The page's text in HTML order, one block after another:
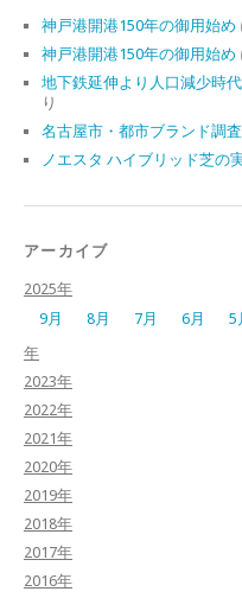
神戸港開港150年の御用始め
神戸港開港150年の御用始め
地下鉄延伸より人口減少時
り
名古屋市・都市ブランド調査
ノエスタ ハイブリッド芝の
アーカイブ
2025年
9月
8月 7月 6月 5
年
2023年
2022年
2021年
2020年
2019年
2018年
2017年
2016年